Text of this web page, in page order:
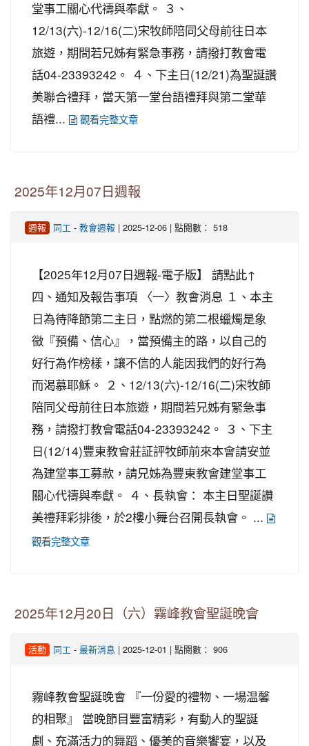
堂事工關心代禱與奉獻。 ３、
12/13(六)-12/16(二)宋牧師陪同父母前往日本
旅遊，期間若兄姊有緊急事務，請撥打教會電
話04-23393242。 ４、下主日(12/21)為聖誕讚
美聯合禮拜，當天第一堂台語禮拜與第二堂華
語禮...
觀看完整文章
2025年12月07日週報
週報 同工 -教會週報 | 2025-12-06 | 點閱數： 518
【2025年12月07日週報-電子版】 請點此↑
四、通知及報告事項 〈一〉教會消息 １、本主
日為待降節第二主日，點燃的第二根蠟燭是象
徵『預備、信心』，當預備主的路，以自己的
好行為作榜樣，讓不信的人能因我們的好行為
而渴慕耶穌。 ２、12/13(六)-12/16(二)宋牧師
陪同父母前往日本旅遊，期間若兄姊有緊急事
務，請撥打教會電話04-23393242。 ３、下主
日(12/14)豐東教會莊証評牧師前來本會請安並
為建堂事工募款，請兄姊為豐東教會建堂事工
關心代禱與奉獻。 ４、長執會： 本主日聖誕讚
美禮拜彩排後，於2樓小舞台召開長執會。 ...
觀看完整文章
2025年12月20日（六）霧峰教會聖誕晚會
活動 同工 -最新消息 | 2025-12-01 | 點閱數： 906
霧峰教會聖誕晚會 『一份愛的禮物、一場温馨
的相聚』 當晚節目豐富精彩，有動人的聖誕
劇、充滿活力的舞蹈、優美的音樂饗宴，以及